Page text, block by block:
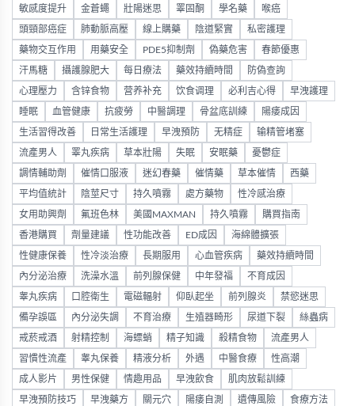
敏感度提升 金蒼蠅 壯陽迷思 睪固酮 學名藥 喉癌
頭頸部癌症 肺動脈高壓 線上購藥 陰道緊實 私密護理
藥物交互作用 用藥安全 PDE5抑制劑 偽藥危害 春節優惠
汗馬糖 攝護腺肥大 每日療法 藥效持續時間 防偽查詢
心理壓力 含锌食物 营养补充 饮食调理 必利吉心得 早洩護理
睡眠 血管健康 抗疲勞 中醫調理 骨盆底訓練 陽痿成因
生活習得改善 日常生活護理 早洩預防 无精症 输精管堵塞
流產男人 睪丸疾病 草本壯陽 失眠 安眠藥 憂鬱症
調情輔助劑 催情口服液 迷幻春藥 催情藥 草本催情 西藥
平均值統計 陰莖尺寸 持久噴霧 處方藥物 性冷感治療
女用助興劑 氟班色林 美國MAXMAN 持久噴霧 購買指南
香港購買 劑量建議 性功能改善 ED成因 海綿體擴張
性健康保養 性冷淡治療 長期服用 心血管疾病 藥效持續時間
內分泌治療 洗澡水溫 前列腺保健 中年發福 不育成因
睾丸疾病 口腔衛生 電磁輻射 仰臥起坐 前列腺炎 禁慾迷思
備孕誤區 內分泌失調 不育治療 生殖器畸形 尿道下裂 絲蟲病
戒菸戒酒 射精控制 海螵蛸 精子知識 殺精食物 流產男人
習慣性流產 睾丸保養 精液分析 外遇 中醫食療 性高潮
成人影片 男性保健 情趣用品 早洩飲食 肌肉放鬆訓練
早洩預防技巧 早洩藥方 關元穴 陽痿自測 遺傳風險 食療方法